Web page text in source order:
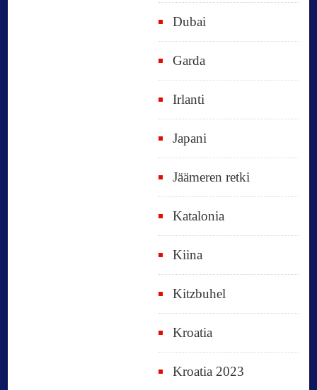
Dubai
Garda
Irlanti
Japani
Jäämeren retki
Katalonia
Kiina
Kitzbuhel
Kroatia
Kroatia 2023